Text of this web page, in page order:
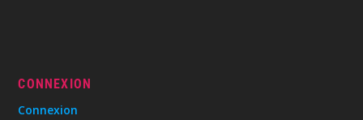
CONNEXION
Connexion